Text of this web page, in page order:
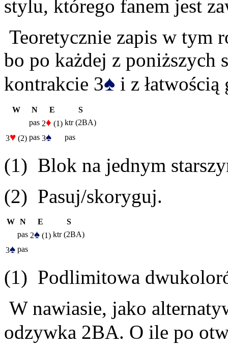
stylu, którego fanem jest
Teoretycznie zapis w tym
bo po każdej z poniższych
kontrakcie 3♠ i z
W N E
S
pas 2♦ (1) ktr (2BA)
3♥ (2) pas 3♠ pas
(1) Blok na jednym
(2) Pasuj/skoryguj.
W N E
S
pas 2♠ (1) ktr (2BA)
3♠ pas
(1) Podlimitowa
W nawiasie, jako
odzywka 2BA. O ile po